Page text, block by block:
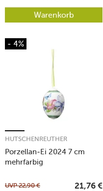
Warenkorb
- 4%
Porzellan-Ei 2024 7 cm
mehrfarbig
HUTSCHENREUTHER
UVP22,90 € 21,76 €